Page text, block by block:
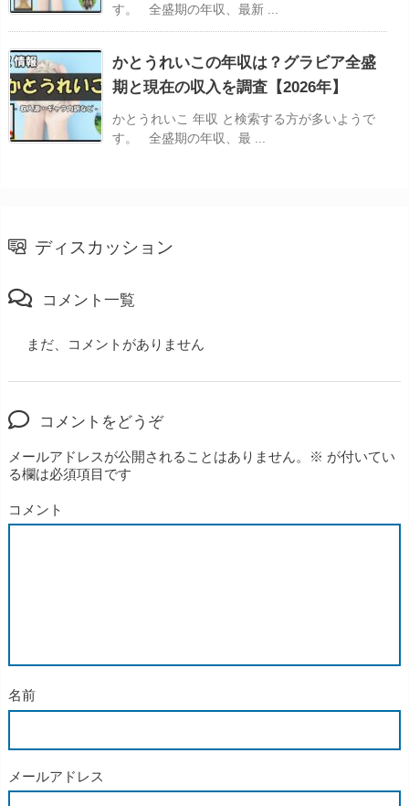
す。 全盛期の年収、最新 ...
かとうれいこの年収は？グラビア全盛
期と現在の収入を調査【2026年】
かとうれいこ 年収 と検索する方が多いようで
す。 全盛期の年収、最 ...
ディスカッション
コメント一覧
まだ、コメントがありません
コメントをどうぞ
メールアドレスが公開されることはありません。 ※ が付いてい
る欄は必須項目です
コメント
名前
メールアドレス